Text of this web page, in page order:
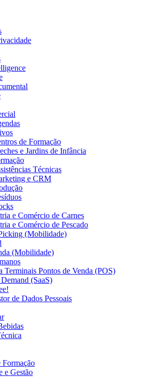
de Formação
e Jardins de Infância
Técnicas
e CRM
e Comércio de Carnes
e Comércio de Pescado
(Mobilidade)
(Mobilidade)
Terminais Pontos de Venda (POS)
(SaaS)
de Dados Pessoais
Formação
e Gestão